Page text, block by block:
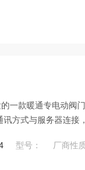
一款暖通专电动阀
方式与服务器连接
型号： 厂商性